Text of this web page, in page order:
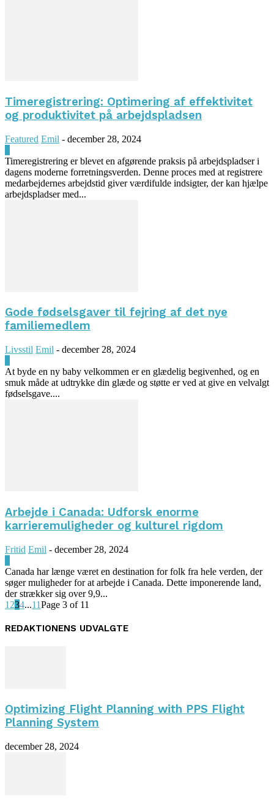
Timeregistrering: Optimering af effektivitet
og produktivitet på arbejdspladsen
Featured Emil - december 28, 2024
Timeregistrering er blevet en afgørende praksis på arbejdspladser i
dagens moderne forretningsverden. Denne proces med at registrere
medarbejdernes arbejdstid giver værdifulde indsigter, der kan hjælpe
arbejdspladser med...
Gode fødselsgaver til fejring af det nye
familiemedlem
Livsstil Emil - december 28, 2024
At byde en ny baby velkommen er en glædelig begivenhed, og en
smuk måde at udtrykke din glæde og støtte er ved at give en velvalgt
fødselsgave....
Arbejde i Canada: Udforsk enorme
karrieremuligheder og kulturel rigdom
Fritid Emil - december 28, 2024
Canada har længe været en destination for folk fra hele verden, der
søger muligheder for at arbejde i Canada. Dette imponerende land,
der strækker sig over 9,9...
1 234...11Page 3 of 11
REDAKTIONENS UDVALGTE
Optimizing Flight Planning with PPS Flight
Planning System
december 28, 2024